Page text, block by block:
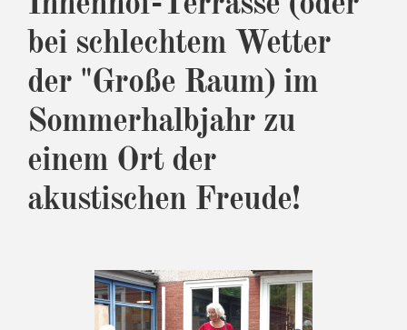
bei schlechtem Wetter
der "Große Raum) im
Sommerhalbjahr zu
einem Ort der
akustischen Freude!